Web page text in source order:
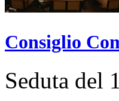
Consiglio
Seduta del